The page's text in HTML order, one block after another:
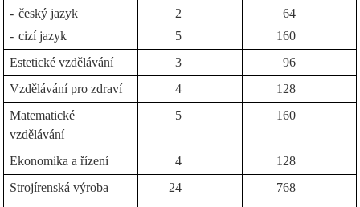
- český jazyk
- cizí jazyk
2
5
64
160
Estetické vzdělávání
3
96
Vzdělávání pro zdraví
4
128
Matematické
vzdělávání
5 160
Ekonomika a řízení 4
128
Strojírenská výroba
24
768